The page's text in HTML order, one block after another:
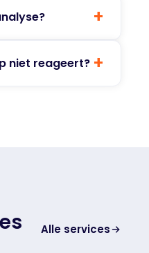
+
niet reageert? +
Alle services